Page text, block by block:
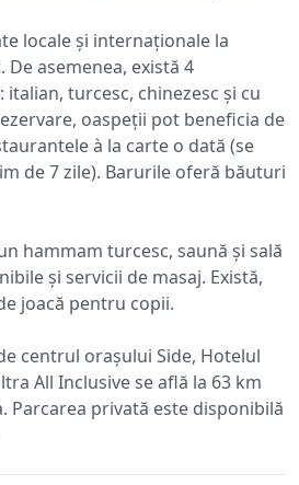
locale și internaționale la
asemenea, există 4
turcesc, chinezesc și cu
oaspeții pot beneficia de
à la carte o dată (se
de 7 zile). Barurile oferă băuturi
hammam turcesc, saună și sală
și servicii de masaj. Există,
joacă pentru copii.
centrul orașului Side, Hotelul
All Inclusive se află la 63 km
Parcarea privată este disponibilă